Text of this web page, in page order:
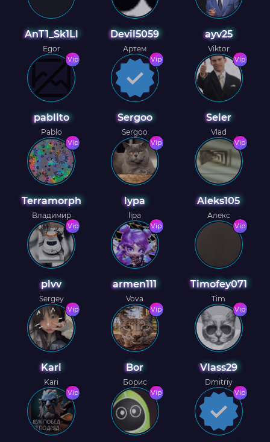
AnT1_Sk1Ll
Egor
Devil5059
Артем
ayv25
Viktor
Vip
pablito
Pablo
Vip
Sergoo
Sergoo
Vip
Seier
Vlad
Vip
Terramorph
Владимир
Vip
lypa
lipa
Vip
Aleks105
Алекс
Vip
plvv
Sergey
Vip
armen111
Vova
Vip
Timofey071
Tim
Vip
Kari
Kari
Vip
Bor
Борис
Vip
Vlass29
Dmitriy
Vip Vip Vip